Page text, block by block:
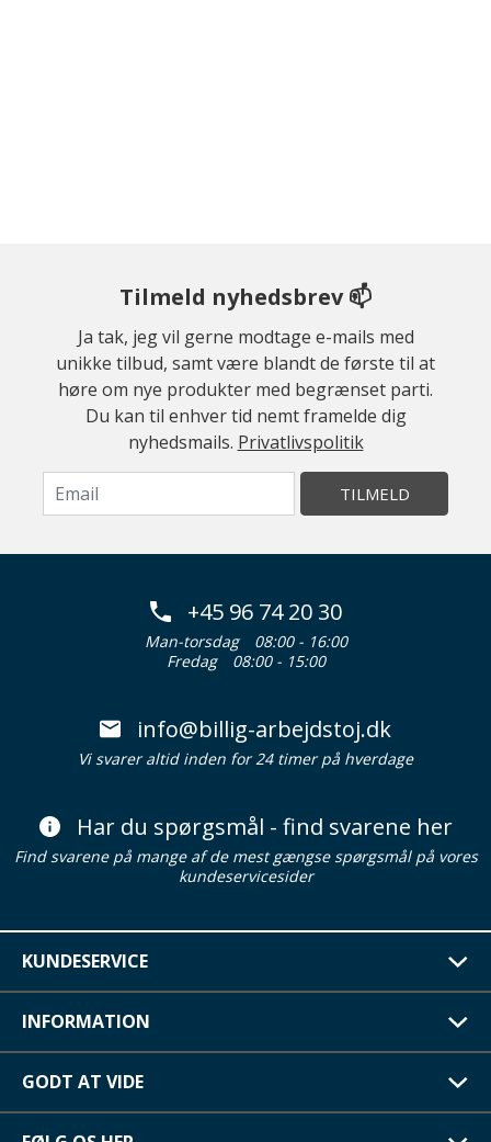
Tilmeld nyhedsbrev 📫
Ja tak, jeg vil gerne modtage e-mails med
unikke tilbud, samt være blandt de første til at
høre om nye produkter med begrænset parti.
Du kan til enhver tid nemt framelde dig
nyhedsmails. Privatlivspolitik
TILMELD
+45 96 74 20 30
Man-torsdag
08:00 - 16:00
Fredag
08:00 - 15:00
info@billig-arbejdstoj.dk
Vi svarer altid inden for 24 timer på hverdage
Har du spørgsmål - find svarene her
Find svarene på mange af de mest gængse spørgsmål på vores
kundeservicesider
KUNDESERVICE
INFORMATION
GODT AT VIDE